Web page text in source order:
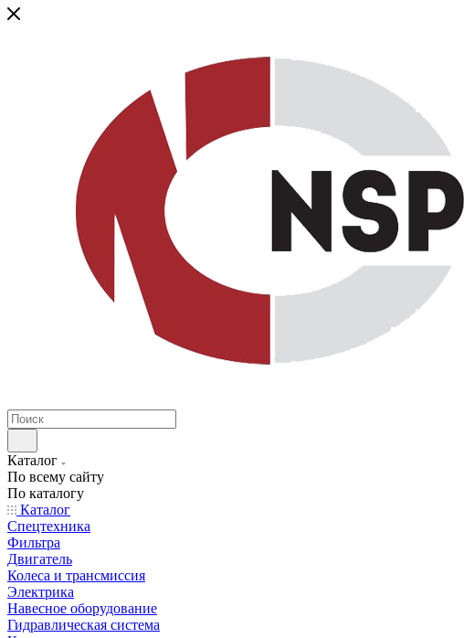
Каталог
По всему сайту
По каталогу
Каталог
Спецтехника
Фильтра
Двигатель
Колеса и трансмиссия
Электрика
Навесное оборудование
Гидравлическая система